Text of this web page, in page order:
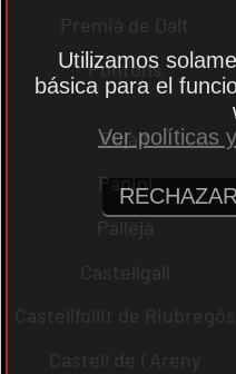
Premià de Dalt
Pontons
Pujalt
Papiol
Pallejà
Castellgalí
Castellfollit de Riubregós
Castell de l´Areny
Utilizamos
básica para el
Ver políticas
RECHAZAR